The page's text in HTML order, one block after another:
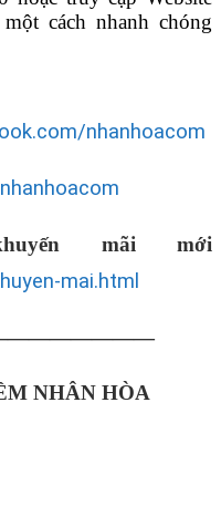
cách nhanh chóng
nhanhoacom
mãi mới
mai.html
NHÂN HÒA